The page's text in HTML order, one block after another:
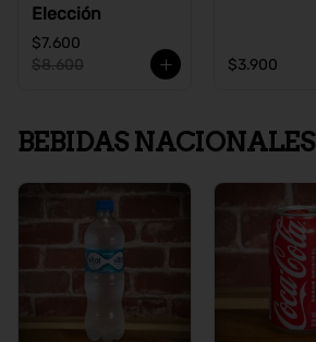
Elección
$7.600
$8.600
$3.900
BEBIDAS NACIONALES